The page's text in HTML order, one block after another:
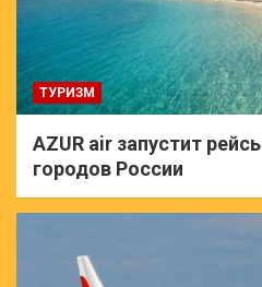
ТУРИЗМ
AZUR air запустит
городов России